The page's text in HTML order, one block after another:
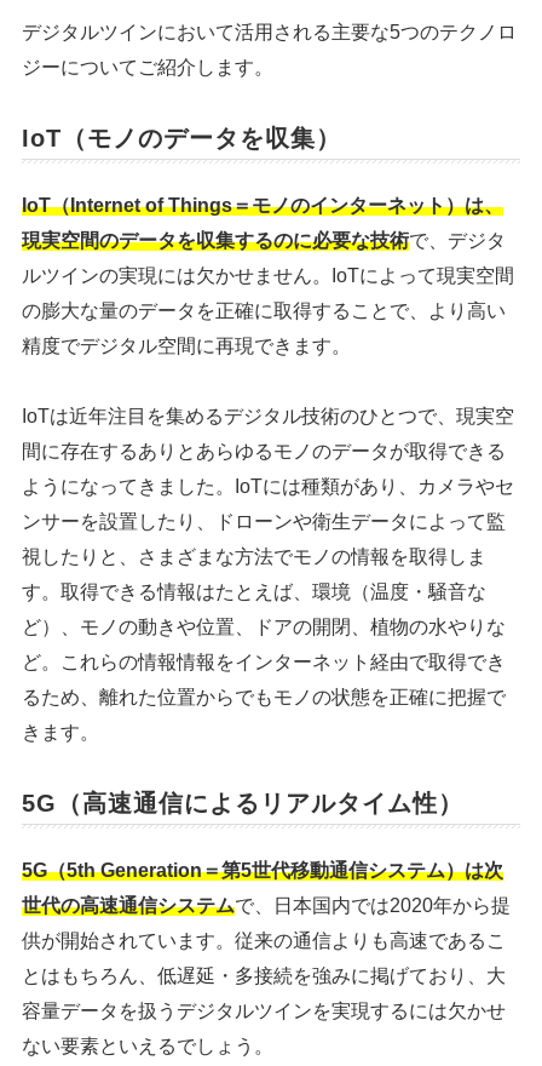
デジタルツインにおいて活用される主要な5つのテクノロ
ジーについてご紹介します。
IoT（モノのデータを収集）
IoT（Internet of Things＝モノのインターネット）は、
現実空間のデータを収集するのに必要な技術で、デジタ
ルツインの実現には欠かせません。IoTによって現実空間
の膨大な量のデータを正確に取得することで、より高い
精度でデジタル空間に再現できます。
IoTは近年注目を集めるデジタル技術のひとつで、現実空
間に存在するありとあらゆるモノのデータが取得できる
ようになってきました。IoTには種類があり、カメラやセ
ンサーを設置したり、ドローンや衛生データによって監
視したりと、さまざまな方法でモノの情報を取得しま
す。取得できる情報はたとえば、環境（温度・騒音な
ど）、モノの動きや位置、ドアの開閉、植物の水やりな
ど。これらの情報情報をインターネット経由で取得でき
るため、離れた位置からでもモノの状態を正確に把握で
きます。
5G（高速通信によるリアルタイム性）
5G（5th Generation＝第5世代移動通信システム）は次
世代の高速通信システムで、日本国内では2020年から提
供が開始されています。従来の通信よりも高速であるこ
とはもちろん、低遅延・多接続を強みに掲げており、大
容量データを扱うデジタルツインを実現するには欠かせ
ない要素といえるでしょう。